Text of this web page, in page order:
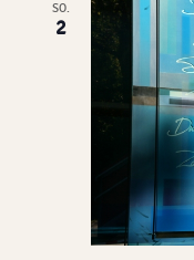
SO.
2